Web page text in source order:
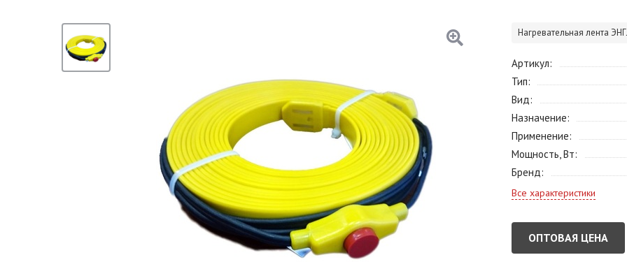
Нагревательная лента
Артикул
Тип
Вид
Назначение
Применение
Мощность, Вт
Бренд
Все характеристики
ОПТОВАЯ ЦЕНА